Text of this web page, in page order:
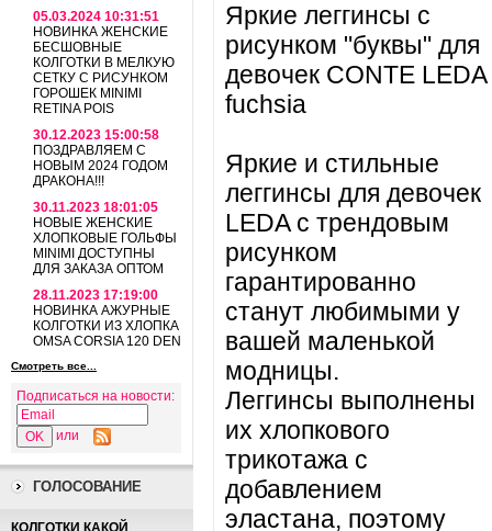
05.03.2024 10:31:51
НОВИНКА ЖЕНСКИЕ
БЕСШОВНЫЕ
КОЛГОТКИ В МЕЛКУЮ
СЕТКУ С РИСУНКОМ
ГОРОШЕК MINIMI
RETINA POIS
30.12.2023 15:00:58
ПОЗДРАВЛЯЕМ С
НОВЫМ 2024 ГОДОМ
ДРАКОНА!!!
30.11.2023 18:01:05
НОВЫЕ ЖЕНСКИЕ
ХЛОПКОВЫЕ ГОЛЬФЫ
MINIMI ДОСТУПНЫ
ДЛЯ ЗАКАЗА ОПТОМ
28.11.2023 17:19:00
НОВИНКА АЖУРНЫЕ
КОЛГОТКИ ИЗ ХЛОПКА
OMSA CORSIA 120 DEN
Смотреть все...
Подписаться на новости:
или
ГОЛОСОВАНИЕ
КОЛГОТКИ КАКОЙ
Яркие леггинсы с
рисунком "буквы" для
девочек CONTE LEDA
fuchsia
Яркие и стильные
леггинсы для девочек
LEDA с трендовым
рисунком
гарантированно
станут любимыми у
вашей маленькой
модницы.
Леггинсы выполнены
их хлопкового
трикотажа с
добавлением
эластана, поэтому